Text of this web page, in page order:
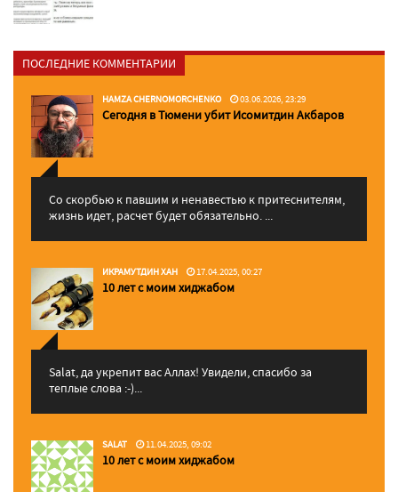
ПОСЛЕДНИЕ КОММЕНТАРИИ
HAMZA CHERNOMORCHENKO 03.06.2026, 23:29
Сегодня в Тюмени убит Исомитдин Акбаров
Со скорбью к павшим и ненавестью к притеснителям,
жизнь идет, расчет будет обязательно. ...
ИКРАМУТДИН ХАН 17.04.2025, 00:27
10 лет с моим хиджабом
Salat, да укрепит вас Аллаx! Увидели, спасибо за
теплые слова :-)...
SALAT 11.04.2025, 09:02
10 лет с моим хиджабом